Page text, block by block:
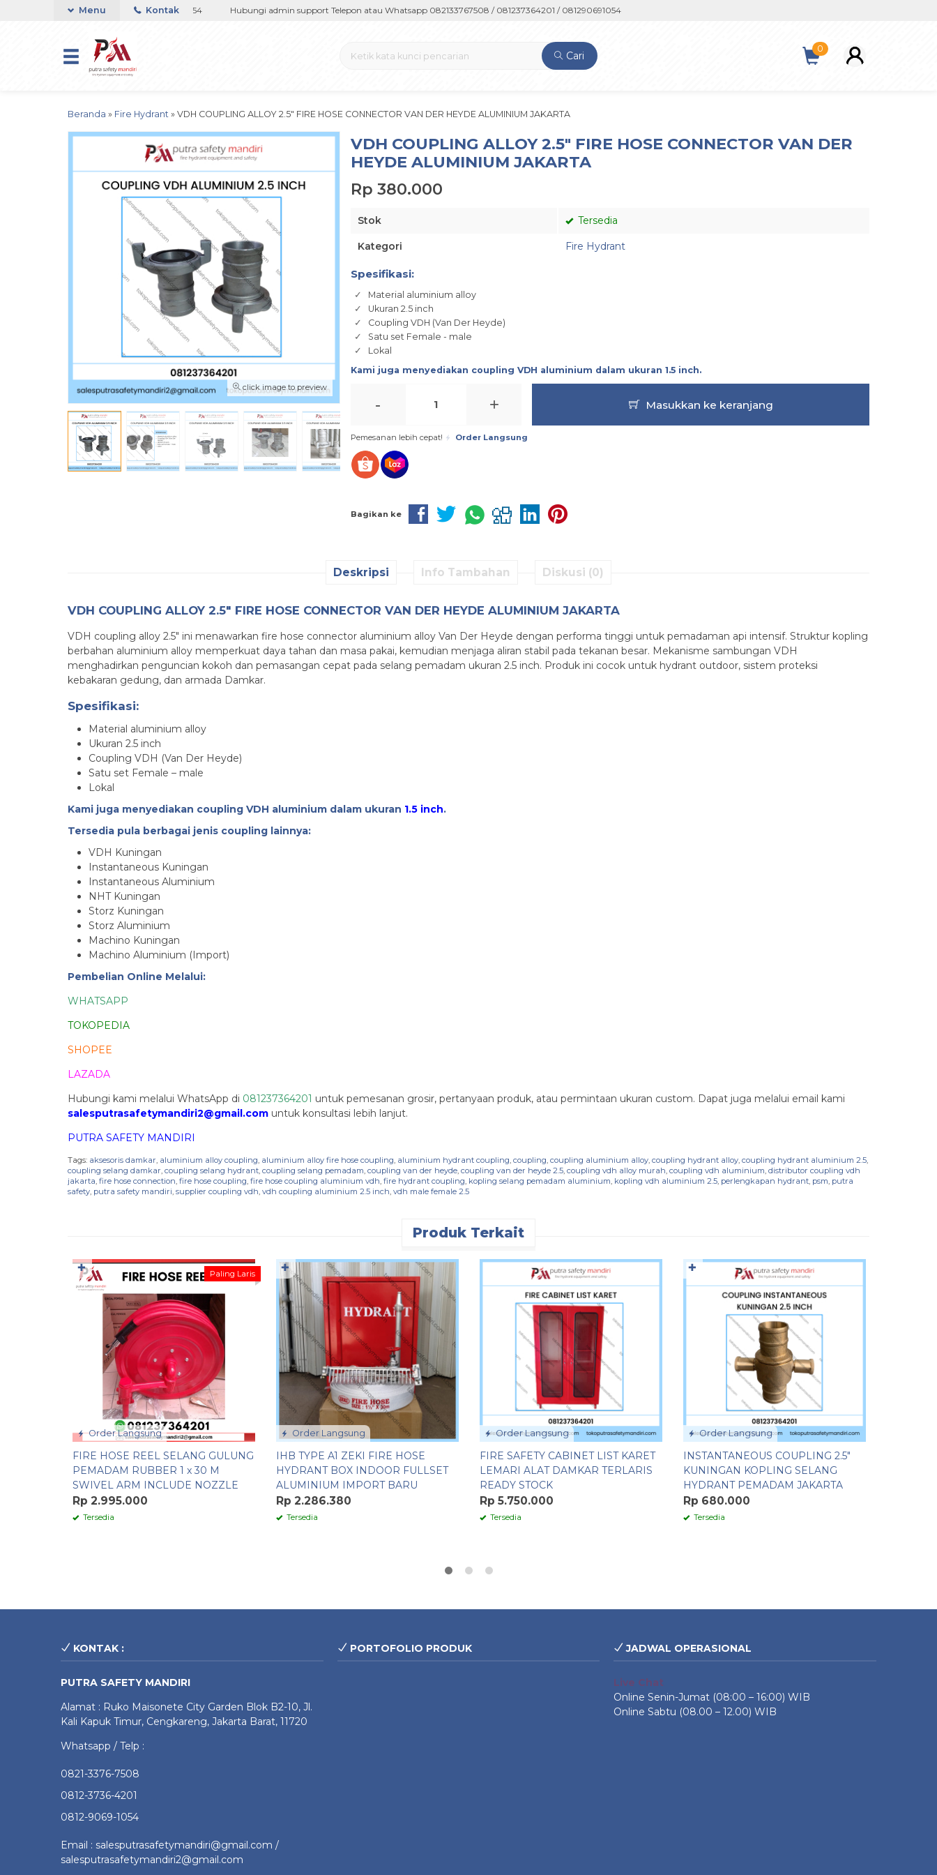
/ 081237364201 / 081290691054 Hubungi admin support Telepon atau Whatsapp 082133767508 / 081237364201 / 081290691054
Menu Kontak
Cari
0
Beranda » Fire Hydrant » VDH COUPLING ALLOY 2.5″ FIRE HOSE CONNECTOR VAN DER HEYDE ALUMINIUM JAKARTA
click image to preview
VDH COUPLING ALLOY 2.5″ FIRE HOSE CONNECTOR VAN DER
HEYDE ALUMINIUM JAKARTA
Rp 380.000
Stok Tersedia
Kategori Fire Hydrant
Spesifikasi:
Material aluminium alloy
Ukuran 2.5 inch
Coupling VDH (Van Der Heyde)
Satu set Female - male
Lokal
Kami juga menyediakan coupling VDH aluminium dalam ukuran 1.5 inch.
- + Masukkan ke keranjang
Pemesanan lebih cepat! Order Langsung
Bagikan ke
Deskripsi Info Tambahan Diskusi (0)
VDH COUPLING ALLOY 2.5″ FIRE HOSE CONNECTOR VAN DER HEYDE ALUMINIUM JAKARTA
VDH coupling alloy 2.5″ ini menawarkan fire hose connector aluminium alloy Van Der Heyde dengan performa tinggi untuk pemadaman api intensif. Struktur kopling
berbahan aluminium alloy memperkuat daya tahan dan masa pakai, kemudian menjaga aliran stabil pada tekanan besar. Mekanisme sambungan VDH
menghadirkan penguncian kokoh dan pemasangan cepat pada selang pemadam ukuran 2.5 inch. Produk ini cocok untuk hydrant outdoor, sistem proteksi
kebakaran gedung, dan armada Damkar.
Spesifikasi:
Material aluminium alloy
Ukuran 2.5 inch
Coupling VDH (Van Der Heyde)
Satu set Female – male
Lokal
Kami juga menyediakan coupling VDH aluminium dalam ukuran 1.5 inch.
Tersedia pula berbagai jenis coupling lainnya:
VDH Kuningan
Instantaneous Kuningan
Instantaneous Aluminium
NHT Kuningan
Storz Kuningan
Storz Aluminium
Machino Kuningan
Machino Aluminium (Import)
Pembelian Online Melalui:
WHATSAPP
TOKOPEDIA
SHOPEE
LAZADA
Hubungi kami melalui WhatsApp di 081237364201 untuk pemesanan grosir, pertanyaan produk, atau permintaan ukuran custom. Dapat juga melalui email kami
salesputrasafetymandiri2@gmail.com untuk konsultasi lebih lanjut.
PUTRA SAFETY MANDIRI
Tags: aksesoris damkar aluminium alloy coupling aluminium alloy fire hose coupling aluminium hydrant coupling coupling coupling aluminium alloy coupling hydrant alloy coupling hydrant aluminium 2.5
coupling selang damkar coupling selang hydrant coupling selang pemadam coupling van der heyde coupling van der heyde 2.5 coupling vdh alloy murah coupling vdh aluminium distributor coupling vdh
jakarta fire hose connection fire hose coupling fire hose coupling aluminium vdh fire hydrant coupling kopling selang pemadam aluminium kopling vdh aluminium 2.5 perlengkapan hydrant psm putra
safety putra safety mandiri supplier coupling vdh vdh coupling aluminium 2.5 inch vdh male female 2.5
Produk Terkait
Order Langsung
Paling Laris
FIRE HOSE REEL SELANG GULUNG
PEMADAM RUBBER 1 x 30 M
SWIVEL ARM INCLUDE NOZZLE
Rp 2.995.000
Tersedia
✚
Order Langsung
IHB TYPE A1 ZEKI FIRE HOSE
HYDRANT BOX INDOOR FULLSET
ALUMINIUM IMPORT BARU
Rp 2.286.380
Tersedia
✚
Order Langsung
FIRE SAFETY CABINET LIST KARET
LEMARI ALAT DAMKAR TERLARIS
READY STOCK
Rp 5.750.000
Tersedia
Order Langsung
INSTANTANEOUS COUPLING 2.5″
KUNINGAN KOPLING SELANG
HYDRANT PEMADAM JAKARTA
Rp 680.000
Tersedia
✚
KONTAK :
PUTRA SAFETY MANDIRI
Alamat : Ruko Maisonete City Garden Blok B2-10, Jl.
Kali Kapuk Timur, Cengkareng, Jakarta Barat, 11720
Whatsapp / Telp :
0821-3376-7508
0812-3736-4201
0812-9069-1054
Email : salesputrasafetymandiri@gmail.com /
salesputrasafetymandiri2@gmail.com
PORTOFOLIO PRODUK JADWAL OPERASIONAL
Live Chat
Online Senin-Jumat (08:00 – 16:00) WIB
Online Sabtu (08.00 – 12.00) WIB